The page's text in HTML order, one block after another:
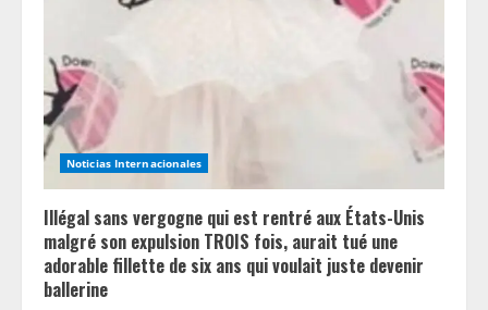
Noticias Internacionales
Illégal sans vergogne qui est rentré aux États-Unis
malgré son expulsion TROIS fois, aurait tué une
adorable fillette de six ans qui voulait juste devenir
ballerine